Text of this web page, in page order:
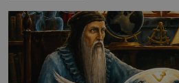
nadpřirozeného? Histori